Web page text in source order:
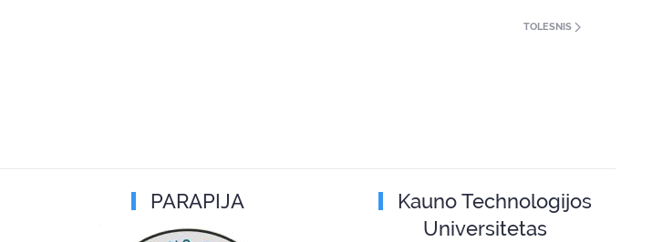
TOLESNIS
PARAPIJA
Kauno Technologijos
Universitetas